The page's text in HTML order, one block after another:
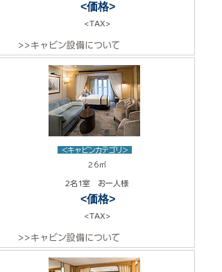
<価格>
<TAX>
>>キャビン設備について
<キャビンカテゴリ>
26㎡
2名1室 お一人様
<価格>
<TAX>
>>キャビン設備について